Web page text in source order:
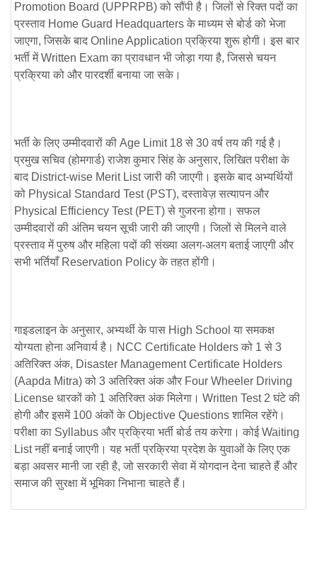
Promotion Board (UPPRPB) को सौंपी है। जिलों से रिक्त पदों का
प्रस्ताव Home Guard Headquarters के माध्यम से बोर्ड को भेजा
जाएगा, जिसके बाद Online Application प्रक्रिया शुरू होगी। इस बार
भर्ती मेंWritten Exam का प्रावधान भी जोड़ा गया है, जिससे चयन
प्रक्रिया को और पारदर्शी बनाया जा सके।
भर्ती के लिए उम्मीदवारों की Age Limit 18 से 30 वर्ष तय की गई है।
प्रमुख सचिव (होमगार्ड) राजेश कुमार सिंह के अनुसार, लिखित परीक्षा के
बाद District-wise Merit Listजारी की जाएगी। इसके बाद अभ्यर्थियों
को Physical Standard Test (PST), दस्तावेज़ सत्यापन और
Physical Efficiency Test (PET) से गुजरना होगा। सफल
उम्मीदवारों की अंतिम चयन सूची जारी की जाएगी। जिलों से मिलने वाले
प्रस्ताव में पुरुष और महिला पदों की संख्या अलग-अलग बताई जाएगी और
सभी भर्तियाँ Reservation Policy के तहत होंगी।
गाइडलाइन के अनुसार, अभ्यर्थी के पास High School या समकक्ष
योग्यता होना अनिवार्य है। NCC Certificate Holders को 1 से 3
अतिरिक्त अंक, Disaster Management Certificate Holders
(Aapda Mitra) को 3 अतिरिक्त अंक और Four Wheeler Driving
License धारकों को 1 अतिरिक्त अंक मिलेगा। Written Test2 घंटे की
होगी और इसमें 100 अंकों के Objective Questions शामिल रहेंगे।
परीक्षा का Syllabus और प्रक्रिया भर्ती बोर्ड तय करेगा। कोईWaiting
Listनहीं बनाई जाएगी। यह भर्ती प्रक्रिया प्रदेश के युवाओं के लिए एक
बड़ा अवसर मानी जा रही है, जो सरकारी सेवा में योगदान देना चाहते हैं और
समाज की सुरक्षा में भूमिका निभाना चाहते हैं।